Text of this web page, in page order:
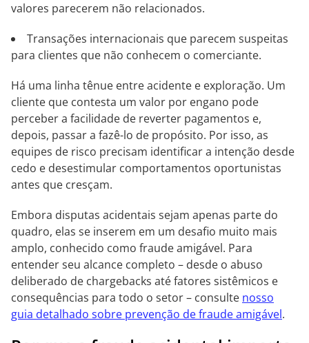
valores parecerem não relacionados.
Transações internacionais que parecem suspeitas
para clientes que não conhecem o comerciante.
Há uma linha tênue entre acidente e exploração. Um
cliente que contesta um valor por engano pode
perceber a facilidade de reverter pagamentos e,
depois, passar a fazê-lo de propósito. Por isso, as
equipes de risco precisam identificar a intenção desde
cedo e desestimular comportamentos oportunistas
antes que cresçam.
Embora disputas acidentais sejam apenas parte do
quadro, elas se inserem em um desafio muito mais
amplo, conhecido como fraude amigável. Para
entender seu alcance completo – desde o abuso
deliberado de chargebacks até fatores sistêmicos e
consequências para todo o setor – consulte nosso
guia detalhado sobre prevenção de fraude amigável.